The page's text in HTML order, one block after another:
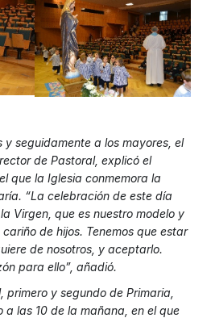
y seguidamente a los mayores, el
de Pastoral, explicó el
que la Iglesia conmemora la
“La celebración de este día
Virgen, que es nuestro modelo y
de hijos. Tenemos que estar
de nosotros, y aceptarlo.
para ello”, añadió.
primero y segundo de Primaria,
las 10 de la mañana, en el que